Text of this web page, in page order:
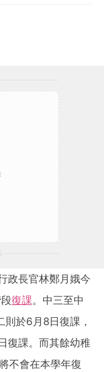
政長官林鄭月娥今
復課。中三至中
於6月8日復課，
復課。而其餘幼稚
不會在本學年復